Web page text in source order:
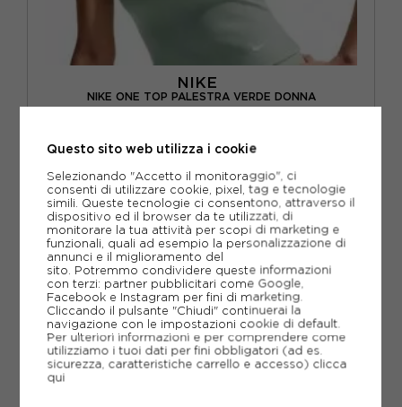
NIKE
NIKE ONE TOP PALESTRA VERDE DONNA
XS S M L
-20% 27,99€
34,99€
Questo sito web utilizza i cookie
Selezionando "Accetto il monitoraggio", ci
consenti di utilizzare cookie, pixel, tag e tecnologie
simili. Queste tecnologie ci consentono, attraverso il
dispositivo ed il browser da te utilizzati, di
monitorare la tua attività per scopi di marketing e
funzionali, quali ad esempio la personalizzazione di
annunci e il miglioramento del
sito. Potremmo condividere queste informazioni
con terzi: partner pubblicitari come Google,
Facebook e Instagram per fini di marketing.
Cliccando il pulsante "Chiudi" continuerai la
navigazione con le impostazioni cookie di default.
Per ulteriori informazioni e per comprendere come
utilizziamo i tuoi dati per fini obbligatori (ad es.
sicurezza, caratteristiche carrello e accesso) clicca
qui